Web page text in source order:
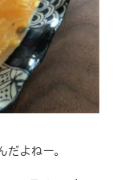
よねー。